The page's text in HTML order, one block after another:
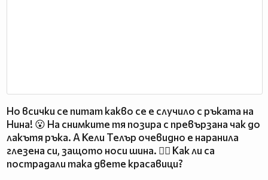
Но всички се питат какво се е случило с ръката на
Нина! 😮 На снимките тя позира с превързана чак до
лакътя ръка. А Кели Телър очевидно е наранила
глезена си, защото носи шина. 🤦‍♀️ Как ли са
пострадали така двете красавици?